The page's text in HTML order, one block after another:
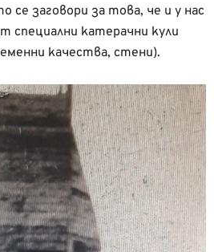
се заговори за това, че и у нас
специални катерачни кули
качества, стени).